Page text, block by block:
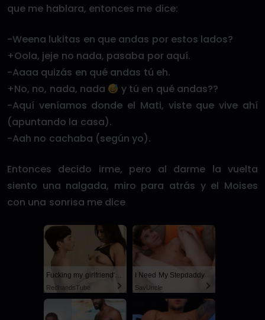
que me hablara, entonces me dice:
-Weena lukitas en que andas por estos lados?
+Oola, jeje no nada, pasaba por aquí.
-Aaaa quizás en qué andas tú eh.
+No, no, nada, nada
y tú en qué andas??
-Aquí veníamos donde el Mati, viste que vive ahí
(apuntando la casa).
-Aah no cachaba (según yo).
Entonces decido irme, pero al darme la vuelta
siento una nalgada, miro para atrás y el Moises
con una sonrisa me dice
Fucking my girlfriend's hot mommy by mistake
RedhandsTube
I Need My Stepdaddy
SayUncle